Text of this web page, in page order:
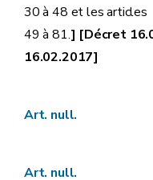
30 à 48 et les articles
49 à 81.] [Décret
16.02.2017]
Art. null.
Art. null.